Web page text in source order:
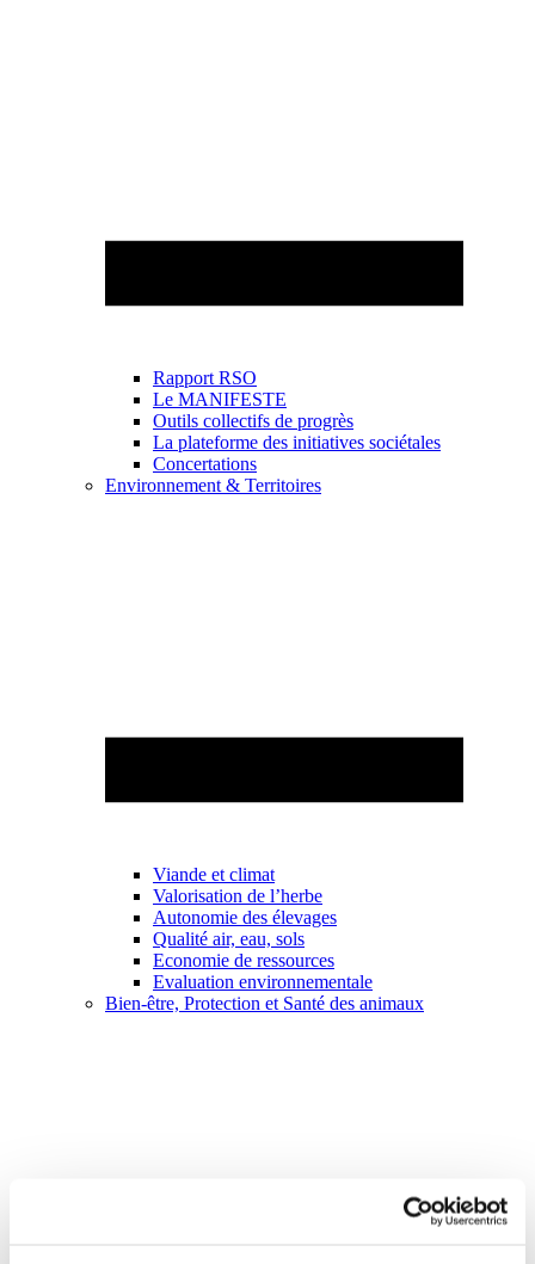
Rapport RSO
Le MANIFESTE
Outils collectifs de progrès
La plateforme des initiatives sociétales
Concertations
Environnement & Territoires
Viande et climat
Valorisation de l’herbe
Autonomie des élevages
Qualité air, eau, sols
Economie de ressources
Evaluation environnementale
Bien-être, Protection et Santé des animaux